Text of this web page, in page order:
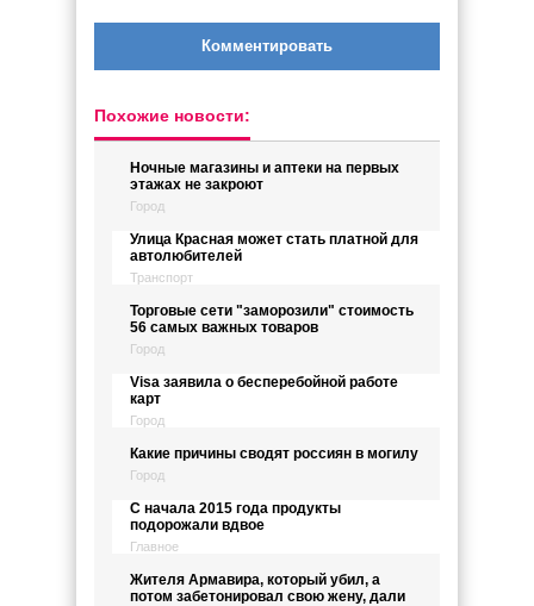
Комментировать
Похожие новости:
Ночные магазины и аптеки на первых
этажах не закроют
Город
Улица Красная может стать платной для
автолюбителей
Транспорт
Торговые сети "заморозили" стоимость
56 самых важных товаров
Город
Visa заявила о бесперебойной работе
карт
Город
Какие причины сводят россиян в могилу
Город
С начала 2015 года продукты
подорожали вдвое
Главное
Жителя Армавира, который убил, а
потом забетонировал свою жену, дали